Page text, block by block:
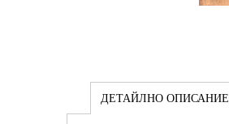
ДЕТАЙЛНО ОПИСАНИЕ